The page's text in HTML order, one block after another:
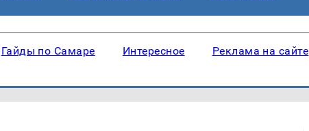
Гайды по Самаре Интересное Реклама на сайте